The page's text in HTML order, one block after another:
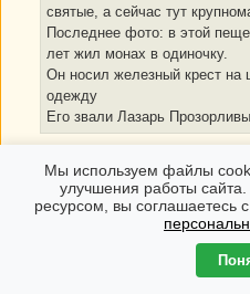
святые, а сейчас тут
Последнее фото: в этой
лет жил монах в одиночку.
Он носил железный крест на
одежду
Его звали Лазарь
Мы используем файлы
улучшения работы
ресурсом, вы соглашаетесь